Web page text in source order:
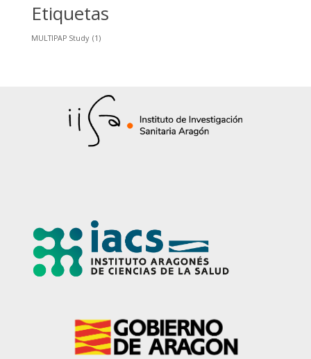
Etiquetas
MULTIPAP Study (1)